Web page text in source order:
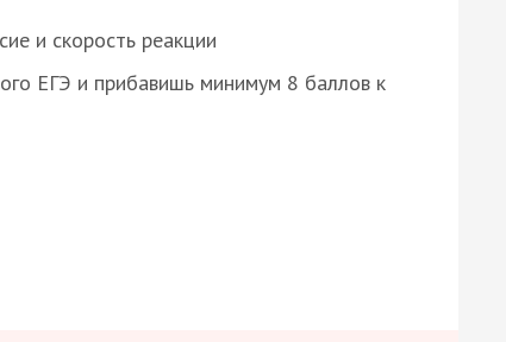
и скорость реакции
ЕГЭ и прибавишь минимум 8 баллов к